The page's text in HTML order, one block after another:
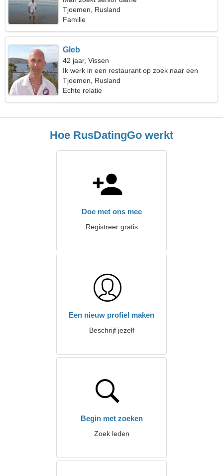
Tjoemen, Rusland
Familie
Gleb
42 jaar, Vissen
Ik werk in een restaurant op zoek naar een
vriendelijke vrouw
Tjoemen, Rusland
Echte relatie
Hoe RusDatingGo werkt
Doe met ons mee
Registreer gratis
Een nieuw profiel maken
Beschrijf jezelf
Begin met zoeken
Zoek leden